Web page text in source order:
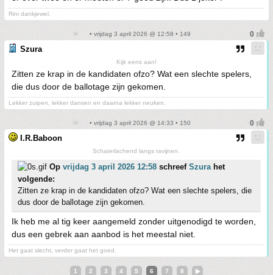
Rini dankjewel.
• vrijdag 3 april 2026 @ 12:58 • 149
Szura
Kijk eens aan!
Zitten ze krap in de kandidaten ofzo? Wat een slechte spelers,
die dus door de ballotage zijn gekomen.
Lekker zuipen, lekker dansen en daarna lekker neuken.
• vrijdag 3 april 2026 @ 14:33 • 150
I.R.Baboon
Schaterlachend langs ravijnen.
Op vrijdag 3 april 2026 12:58 schreef Szurahet
volgende:
Zitten ze krap in de kandidaten ofzo? Wat een slechte spelers, die
dus door de ballotage zijn gekomen.
Ik heb me al tig keer aangemeld zonder uitgenodigd te worden,
dus een gebrek aan aanbod is het meestal niet.
Het gaat slecht, verder gaat het goed.
1 2 3 4 5 6 7 8